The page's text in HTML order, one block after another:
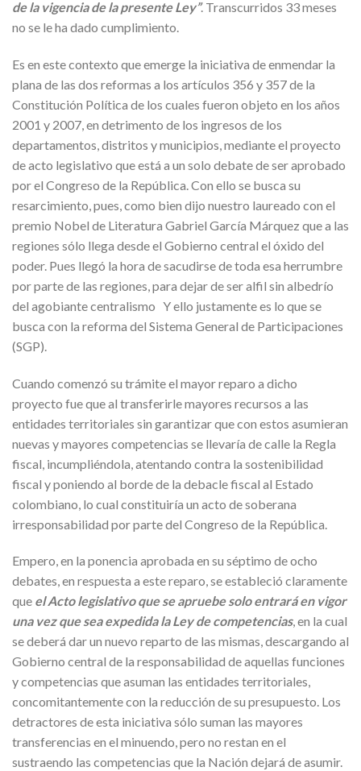
de la vigencia de la presente Ley”. Transcurridos 33 meses
no se le ha dado cumplimiento.
Es en este contexto que emerge la iniciativa de enmendar la
plana de las dos reformas a los artículos 356 y 357 de la
Constitución Política de los cuales fueron objeto en los años
2001 y 2007, en detrimento de los ingresos de los
departamentos, distritos y municipios, mediante el proyecto
de acto legislativo que está a un solo debate de ser aprobado
por el Congreso de la República. Con ello se busca su
resarcimiento, pues, como bien dijo nuestro laureado con el
premio Nobel de Literatura Gabriel García Márquez que a las
regiones sólo llega desde el Gobierno central el óxido del
poder. Pues llegó la hora de sacudirse de toda esa herrumbre
por parte de las regiones, para dejar de ser alfil sin albedrío
del agobiante centralismo Y ello justamente es lo que se
busca con la reforma del Sistema General de Participaciones
(SGP).
Cuando comenzó su trámite el mayor reparo a dicho
proyecto fue que al transferirle mayores recursos a las
entidades territoriales sin garantizar que con estos asumieran
nuevas y mayores competencias se llevaría de calle la Regla
fiscal, incumpliéndola, atentando contra la sostenibilidad
fiscal y poniendo al borde de la debacle fiscal al Estado
colombiano, lo cual constituiría un acto de soberana
irresponsabilidad por parte del Congreso de la República.
Empero, en la ponencia aprobada en su séptimo de ocho
debates, en respuesta a este reparo, se estableció claramente
que el Acto legislativo que se apruebe solo entrará en vigor
una vez que sea expedida la Ley de competencias, en la cual
se deberá dar un nuevo reparto de las mismas, descargando al
Gobierno central de la responsabilidad de aquellas funciones
y competencias que asuman las entidades territoriales,
concomitantemente con la reducción de su presupuesto. Los
detractores de esta iniciativa sólo suman las mayores
transferencias en el minuendo, pero no restan en el
sustraendo las competencias que la Nación dejará de asumir.